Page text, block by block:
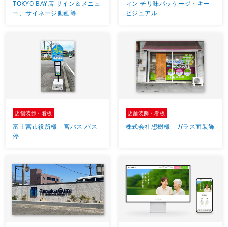
TOKYO BAY店 サイン＆メニュ
ー、サイネージ動画等
ィン チリ味パッケージ・キー
ビジュアル
店舗装飾・看板
富士宮市役所様 宮バス バス
停
店舗装飾・看板
株式会社想樹様 ガラス面装飾